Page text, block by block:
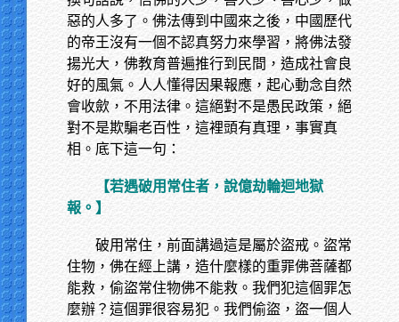
惡的人多了。佛法傳到中國來之後，中國歷代
的帝王沒有一個不認真努力來學習，將佛法發
揚光大，佛教育普遍推行到民間，造成社會良
好的風氣。人人懂得因果報應，起心動念自然
會收歛，不用法律。這絕對不是愚民政策，絕
對不是欺騙老百性，這裡頭有真理，事實真
相。底下這一句：
【若遇破用常住者，說億劫輪迴地獄
報。】
破用常住，前面講過這是屬於盜戒。盜常
住物，佛在經上講，造什麼樣的重罪佛菩薩都
能救，偷盜常住物佛不能救。我們犯這個罪怎
麼辦？這個罪很容易犯。我們偷盜，盜一個人